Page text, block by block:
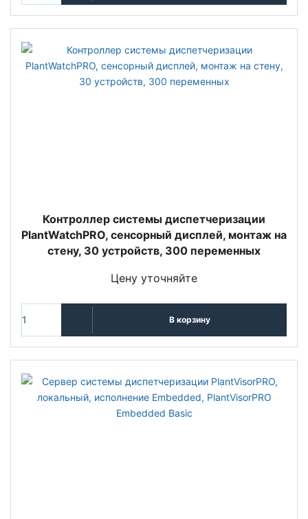
Контроллер системы диспетчеризации
PlantWatchPRO, сенсорный дисплей, монтаж на
стену, 30 устройств, 300 переменных
Цену уточняйте
В корзину